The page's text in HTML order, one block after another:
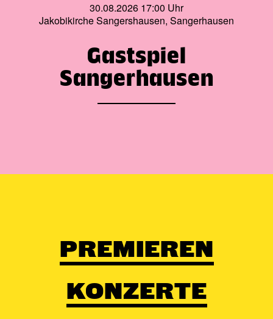
30.08.2026 17:00 Uhr
Jakobikirche Sangershausen, Sangerhausen
Gastspiel
Sangerhausen
PREMIEREN
KONZERTE